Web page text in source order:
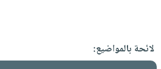
لائحة بالمواضيع: